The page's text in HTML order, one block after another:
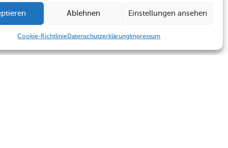
Ablehnen Einstellungen ansehen
Cookie-RichtlinieDatenschutzerklärung Impressum